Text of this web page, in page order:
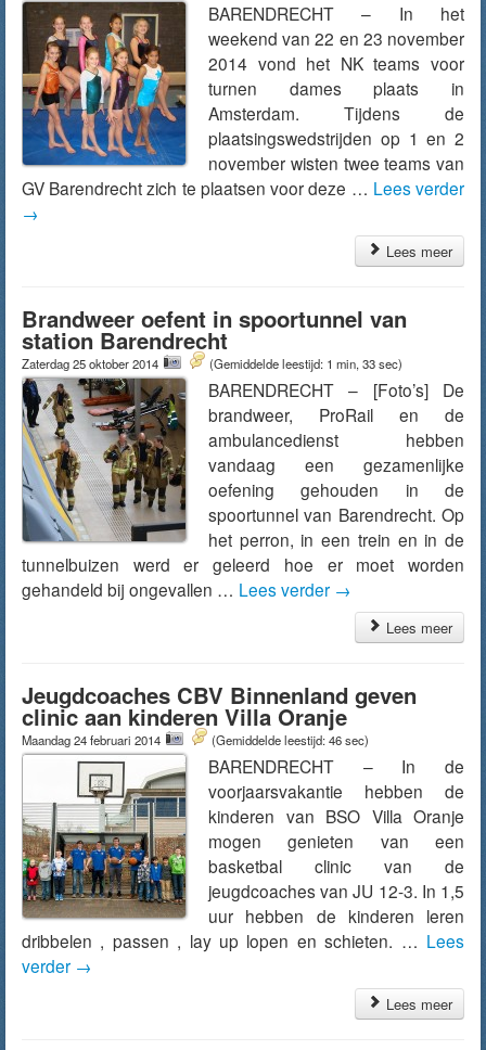
BARENDRECHT – In het
weekend van 22 en 23 november
2014 vond het NK teams voor
turnen dames plaats in
Amsterdam. Tijdens de
plaatsingswedstrijden op 1 en 2
november wisten twee teams van
GV Barendrecht zich te plaatsen voor deze … Lees verder
→
Lees meer
Brandweer oefent in spoortunnel van
station Barendrecht
Zaterdag 25 oktober 2014 (Gemiddelde leestijd: 1 min, 33 sec)
BARENDRECHT – [Foto’s] De
brandweer, ProRail en de
ambulancedienst hebben
vandaag een gezamenlijke
oefening gehouden in de
spoortunnel van Barendrecht. Op
het perron, in een trein en in de
tunnelbuizen werd er geleerd hoe er moet worden
gehandeld bij ongevallen … Lees verder →
Lees meer
Jeugdcoaches CBV Binnenland geven
clinic aan kinderen Villa Oranje
Maandag 24 februari 2014 (Gemiddelde leestijd: 46 sec)
BARENDRECHT – In de
voorjaarsvakantie hebben de
kinderen van BSO Villa Oranje
mogen genieten van een
basketbal clinic van de
jeugdcoaches van JU 12-3. In 1,5
uur hebben de kinderen leren
dribbelen , passen , lay up lopen en schieten. … Lees
verder →
Lees meer